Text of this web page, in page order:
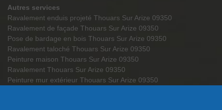
Autres services
Ravalement enduis projeté Thouars Sur Arize 09350
Ravalement de façade Thouars Sur Arize 09350
Pose de bardage en bois Thouars Sur Arize 09350
Ravalement taloché Thouars Sur Arize 09350
Peinture maison Thouars Sur Arize 09350
Ravalement Thouars Sur Arize 09350
Peinture mur extérieur Thouars Sur Arize 09350